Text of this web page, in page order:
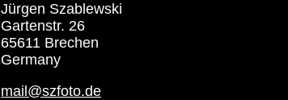
Jürgen Szablewski
Gartenstr. 26
65611 Brechen
Germany
mail@szfoto.de